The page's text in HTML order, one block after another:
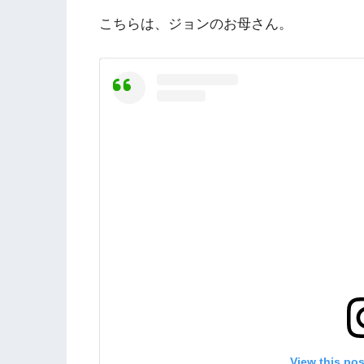
こちらは、ジョンのお母さん。